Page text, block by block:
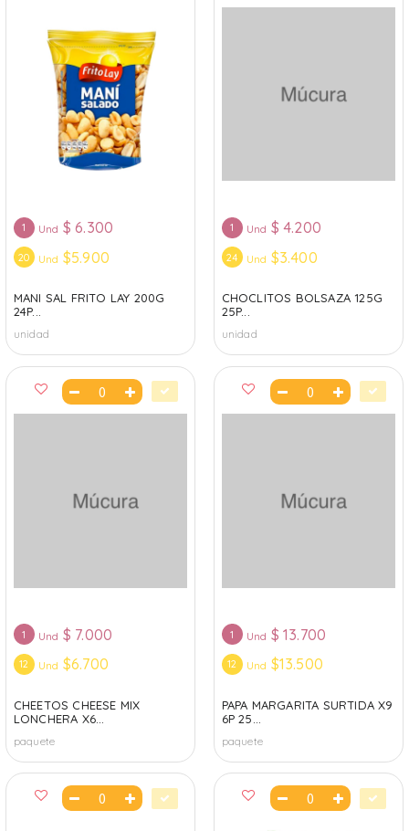
1 Und $ 6.300
20 Und $5.900
MANI SAL FRITO LAY 200G
24P...
unidad
1 Und $ 4.200
24 Und $3.400
CHOCLITOS BOLSAZA 125G
25P...
unidad
1 Und $ 7.000
12 Und $6.700
CHEETOS CHEESE MIX
LONCHERA X6...
paquete
1 Und $ 13.700
12 Und $13.500
PAPA MARGARITA SURTIDA X9
6P 25...
paquete